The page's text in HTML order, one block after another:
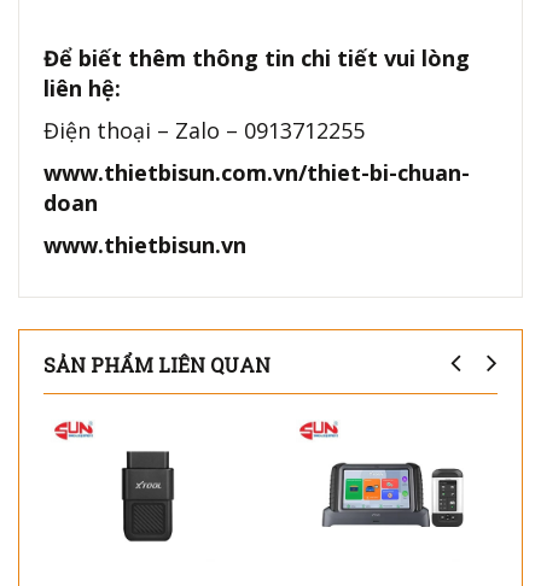
Để biết thêm thông tin chi tiết vui lòng
liên hệ:
Điện thoại – Zalo – 0913712255
www.thietbisun.com.vn/thiet-bi-chuan-
doan
www.thietbisun.vn
SẢN PHẨM LIÊN QUAN